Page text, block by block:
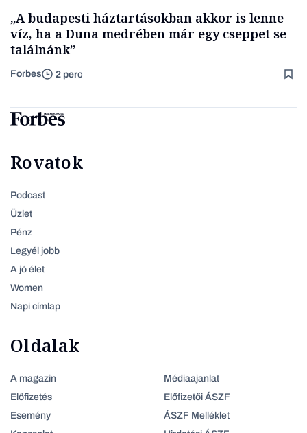
„A budapesti háztartásokban akkor is lenne
víz, ha a Duna medrében már egy cseppet se
találnánk”
Forbes 2 perc
Rovatok
Podcast
Üzlet
Pénz
Legyél jobb
A jó élet
Women
Napi címlap
Oldalak
A magazin
Előfizetés
Esemény
Médiaajanlat
Előfizetői ÁSZF
ÁSZF Melléklet